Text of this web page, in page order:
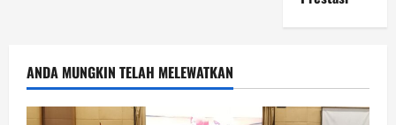
ANDA MUNGKIN TELAH MELEWATKAN